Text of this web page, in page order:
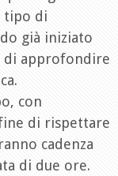
tipo di
già iniziato
di approfondire
con
di rispettare
cadenza
di due ore.